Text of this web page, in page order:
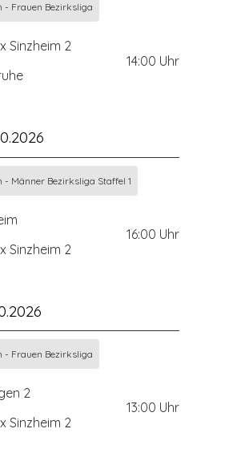
- Frauen Bezirksliga
Sinzheim 2
14:00 Uhr
- Männer Bezirksliga Staffel 1
Sinzheim 2
16:00 Uhr
- Frauen Bezirksliga
2
Sinzheim 2
13:00 Uhr